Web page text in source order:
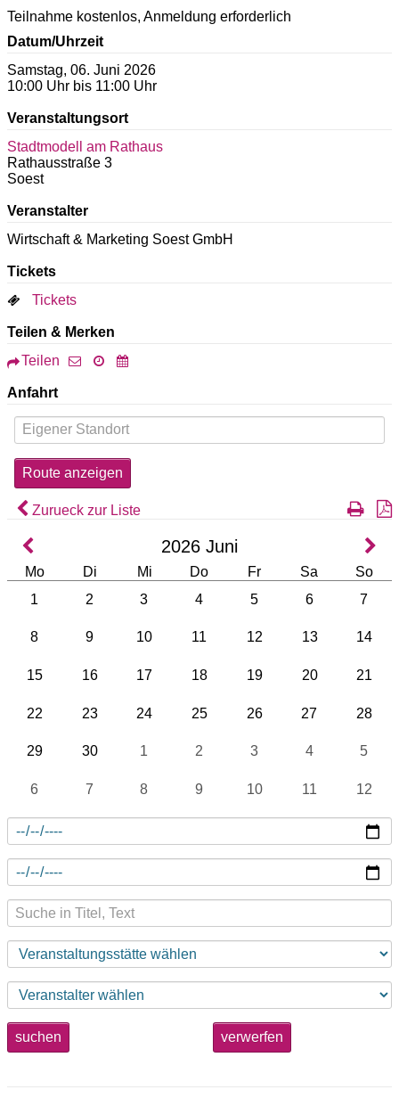
Teilnahme kostenlos, Anmeldung erforderlich
Datum/Uhrzeit
Samstag, 06. Juni 2026
10:00 Uhr bis 11:00 Uhr
Veranstaltungsort
Stadtmodell am Rathaus
Rathausstraße 3
Soest
Veranstalter
Wirtschaft & Marketing Soest GmbH
Tickets
Tickets
Teilen & Merken
Teilen
Anfahrt
Zurueck zur Liste
2026 Juni
Mo Di Mi Do Fr Sa
So
1
2 3 4 5 6 7
8 9 10 11 12 13 14
15 16 17 18 19 20 21
22 23 24 25 26 27 28
29 30 1 2 3 4 5
6 7 8 9 10 11 12
suchen verwerfen